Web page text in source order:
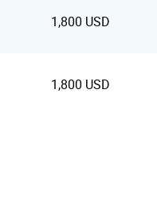
1,800 USD
1,800 USD